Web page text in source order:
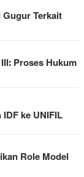
Terkait
Proses Hukum
ke UNIFIL
Role Model